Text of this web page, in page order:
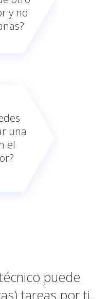
y no
una
el
puede
tareas por ti.